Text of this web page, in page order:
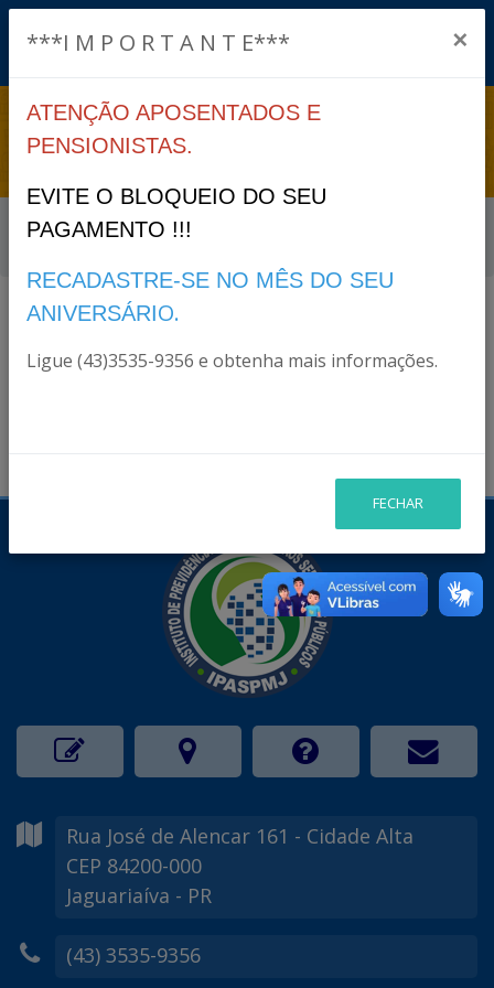
/
Início
Concurso e Processos Seletivos
***I M P O R T A N T E*** ×
ATENÇÃO APOSENTADOS E
PENSIONISTAS.
EVITE O BLOQUEIO DO SEU
PAGAMENTO !!!
RECADASTRE-SE NO MÊS DO SEU
ANIVERSÁRIO.
Ligue (43)3535-9356 e obtenha mais informações.
FECHAR
Rua José de Alencar 161 - Cidade Alta
CEP 84200-000
Jaguariaíva - PR
(43) 3535-9356